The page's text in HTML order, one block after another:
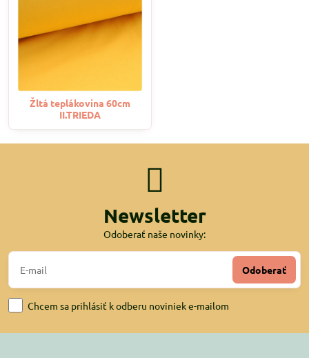
Žltá teplákovina 60cm
II.TRIEDA
Newsletter
Odoberať naše novinky:
Odoberať
Chcem sa prihlásiť k odberu noviniek e-mailom